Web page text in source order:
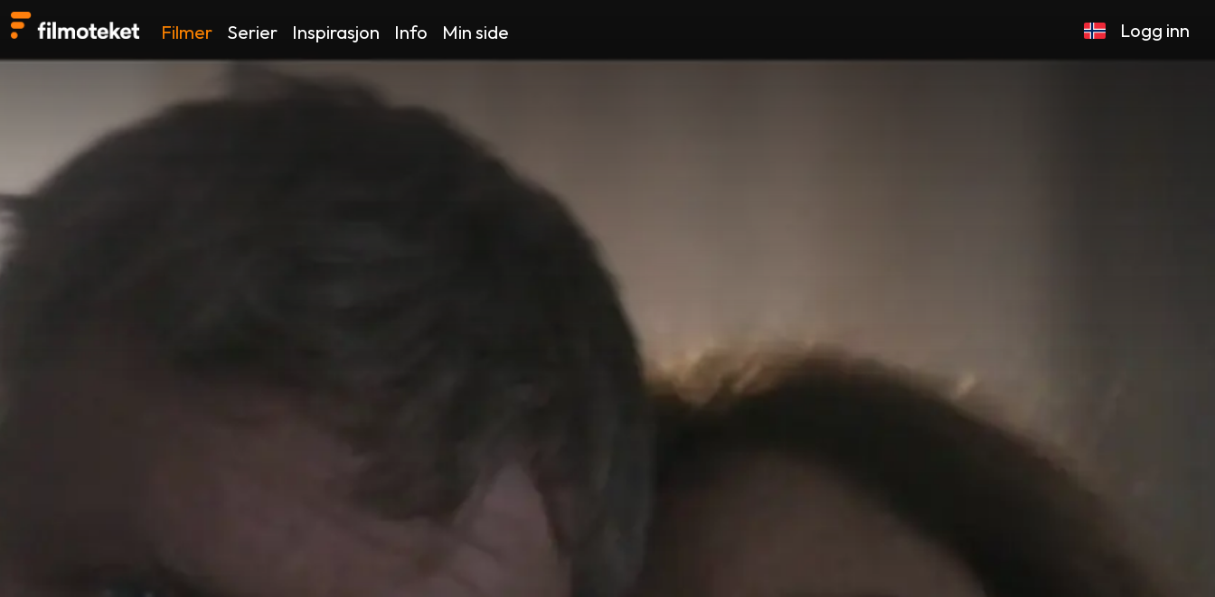
Filmer Serier Inspirasjon Info Min side Logg inn